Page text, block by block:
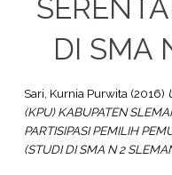
DI SMA
Sari, Kurnia Purwita(2016)
(KPU) KABUPATEN
PARTISIPASI PEMILIH
(STUDI DI SMA N 2